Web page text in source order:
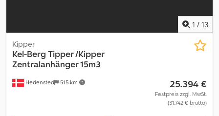
1 / 13
Hedensted 515 km
Kipper
Kel-Berg Tipper /Kipper
Zentralanhänger 15m3
25.394 €
Festpreis zzgl. MwSt.
(31.742 € brutto)